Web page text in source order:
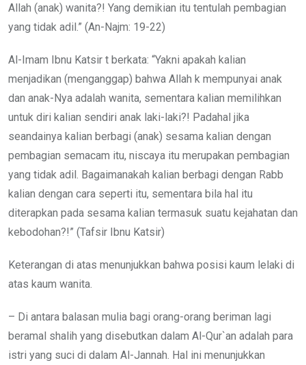
Allah (anak) wanita?! Yang demikian itu tentulah pembagian
yang tidak adil.” (An-Najm: 19-22)
Al-Imam Ibnu Katsir t berkata: “Yakni apakah kalian
menjadikan (menganggap) bahwa Allah k mempunyai anak
dan anak-Nya adalah wanita, sementara kalian memilihkan
untuk diri kalian sendiri anak laki-laki?! Padahal jika
seandainya kalian berbagi (anak) sesama kalian dengan
pembagian semacam itu, niscaya itu merupakan pembagian
yang tidak adil. Bagaimanakah kalian berbagi dengan Rabb
kalian dengan cara seperti itu, sementara bila hal itu
diterapkan pada sesama kalian termasuk suatu kejahatan dan
kebodohan?!” (Tafsir Ibnu Katsir)
Keterangan di atas menunjukkan bahwa posisi kaum lelaki di
atas kaum wanita.
– Di antara balasan mulia bagi orang-orang beriman lagi
beramal shalih yang disebutkan dalam Al-Qur`an adalah para
istri yang suci di dalam Al-Jannah. Hal ini menunjukkan